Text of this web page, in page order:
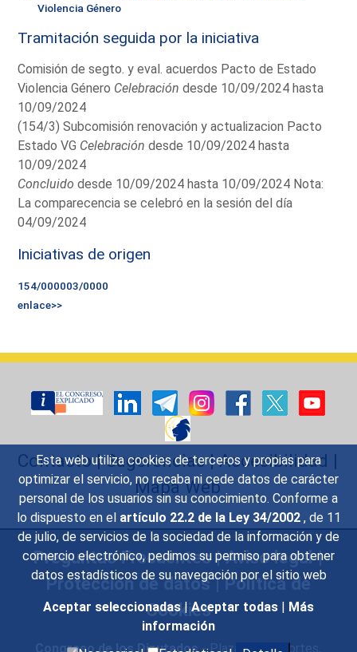
Esta web utiliza cookies de terceros y propias para
optimizar el servicio, no recaba ni cede datos de carácter
personal de los usuarios sin su conocimiento. Conforme a
lo dispuesto en el artículo 22.2 de la Ley 34/2002 , de 11
de julio, de servicios de la sociedad de la información y de
comercio electrónico, pedimos su permiso para obtener
datos estadísticos de su navegación por el sitio web
Aceptar seleccionadas | Aceptar todas | Más
información
Violencia Género
Tramitación seguida por la iniciativa
Comisión de segto. y eval. acuerdos Pacto de Estado
Violencia Género Celebración desde 10/09/2024 hasta
10/09/2024
(154/3) Subcomisión renovación y actualizacion Pacto
Estado VG Celebración desde 10/09/2024 hasta
10/09/2024
Concluido desde 10/09/2024 hasta 10/09/2024 Nota:
La comparecencia se celebró en la sesión del día
04/09/2024
Iniciativas de origen
154/000003/0000
enlace>>
Contacto|Sugerencias|Accesibilidad |
Mapa Web
Preguntas Frecuentes|Aviso legal|
Protección de datos|Política de
Cookies
Congreso de los Diputados- Plaza de las Cortes,